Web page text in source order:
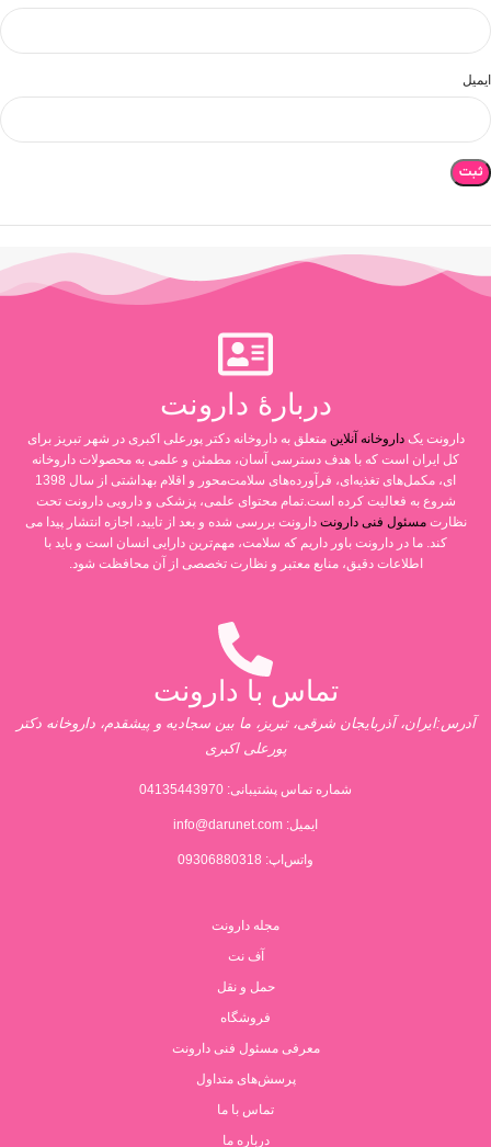
ایمیل
دربارۀ دارونت
دارونت یکداروخانه آنلاین متعلق به داروخانه دکتر پورعلی اکبری در شهر تبریز برای
کل ایران است که با هدف دسترسی آسان، مطمئن و علمی به محصولات داروخانه
ای، مکمل‌های تغذیه‌ای، فرآورده‌های سلامت‌محور و اقلام بهداشتی از سال 1398
شروع به فعالیت کرده است.تمام محتوای علمی، پزشکی و دارویی دارونت تحت
نظارتمسئول فنی دارونت دارونت بررسی شده و بعد از تایید، اجازه انتشار پیدا می
کند. ما در دارونت باور داریم که سلامت، مهم‌ترین دارایی انسان است و باید با
اطلاعات دقیق، منابع معتبر و نظارت تخصصی از آن محافظت شود.
تماس با دارونت
آدرس:ایران، آذربایجان شرقی، تبریز، ما بین سجادیه و پیشقدم، داروخانه دکتر
پورعلی اکبری
شماره تماس پشتیبانی: 04135443970
ایمیل: info@darunet.com
واتس‌اپ: 09306880318
مجله دارونت
آف نت
حمل و نقل
فروشگاه
معرفی مسئول فنی دارونت
پرسش‌های متداول
تماس با ما
درباره ما